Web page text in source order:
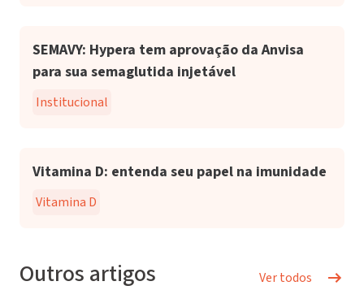
SEMAVY: Hypera tem aprovação da Anvisa
para sua semaglutida injetável
Institucional
Vitamina D: entenda seu papel na imunidade
Vitamina D
Outros artigos Ver todos